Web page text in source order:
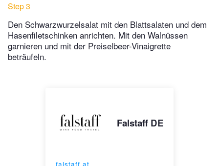
Step 3
Den Schwarzwurzelsalat mit den Blattsalaten und dem
Hasenfiletschinken anrichten. Mit den Walnüssen
garnieren und mit der Preiselbeer-Vinaigrette
beträufeln.
Falstaff DE